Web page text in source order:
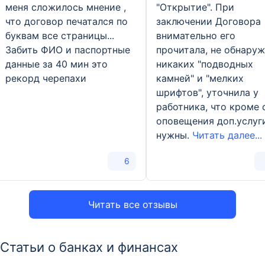
Читать все отзывы
меня сложилось мнение ,
что договор печатался по
буквам все страницы...
Забить ФИО и паспортные
данные за 40 мин это
рекорд черепахи
6
"Открытие". При
заключении Договора
внимательно его
прочитала, не
никаких "подводных
камней" и "мелких
шрифтов", уточнила у
работника, что кроме
оповещения
нужны. Читать далее...
Статьи о банках и финансах